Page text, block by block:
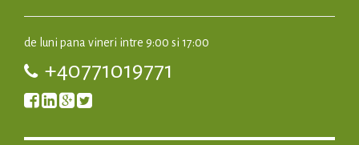
de luni pana vineri intre 9:00 si 17:00
+40771019771